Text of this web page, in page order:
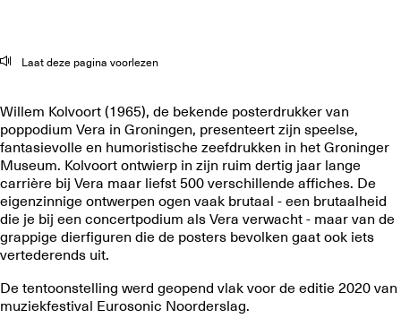
Laat deze pagina voorlezen
Willem Kolvoort (1965), de bekende posterdrukker van
poppodium Vera in Groningen, presenteert zijn speelse,
fantasievolle en humoristische zeefdrukken in het Groninger
Museum. Kolvoort ontwierp in zijn ruim dertig jaar lange
carrière bij Vera maar liefst 500 verschillende affiches. De
eigenzinnige ontwerpen ogen vaak brutaal - een brutaalheid
die je bij een concertpodium als Vera verwacht - maar van de
grappige dierfiguren die de posters bevolken gaat ook iets
vertederends uit.
De tentoonstelling werd geopend vlak voor de editie 2020 van
muziekfestival Eurosonic Noorderslag.